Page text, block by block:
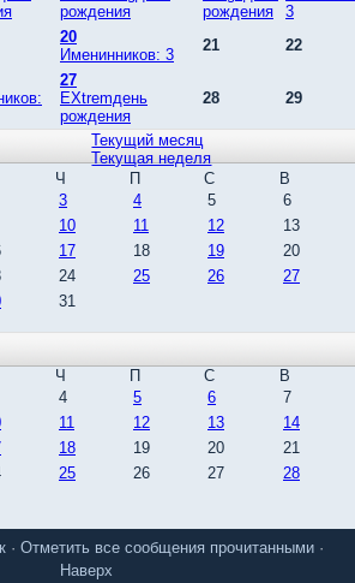
рождения
рождения
3
20
Именинников: 3
21
22
27
EXtremдень
рождения
28 29
Текущий месяц
Текущая неделя
Ч П С
В
3 4 5
6
10 11 12
13
17 18 19
20
24 25 26
27
31
Ч П С
В
4 5 6
7
11 12 13
14
18 19 20
21
25 26 27
28
· Отметить все сообщения прочитанными ·
Наверх